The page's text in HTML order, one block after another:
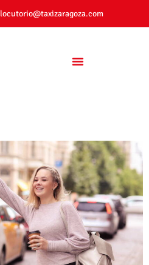
locutorio@taxizaragoza.com